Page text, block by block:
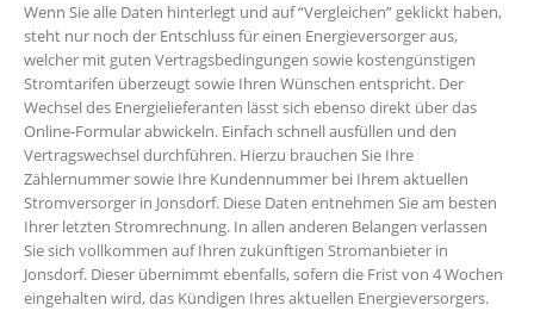
Wenn Sie alle Daten hinterlegt und auf “Vergleichen” geklickt haben,
steht nur noch der Entschluss für einen Energieversorger aus,
welcher mit guten Vertragsbedingungen sowie kostengünstigen
Stromtarifen überzeugt sowie Ihren Wünschen entspricht. Der
Wechsel des Energielieferanten lässt sich ebenso direkt über das
Online-Formular abwickeln. Einfach schnell ausfüllen und den
Vertragswechsel durchführen. Hierzu brauchen Sie Ihre
Zählernummer sowie Ihre Kundennummer bei Ihrem aktuellen
Stromversorger in Jonsdorf. Diese Daten entnehmen Sie am besten
Ihrer letzten Stromrechnung. In allen anderen Belangen verlassen
Sie sich vollkommen auf Ihren zukünftigen Stromanbieter in
Jonsdorf. Dieser übernimmt ebenfalls, sofern die Frist von 4 Wochen
eingehalten wird, das Kündigen Ihres aktuellen Energieversorgers.